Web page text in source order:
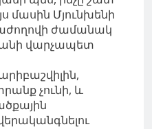
մասին Մյունխենի
ժամանակ
վարչապետ
չունի, և